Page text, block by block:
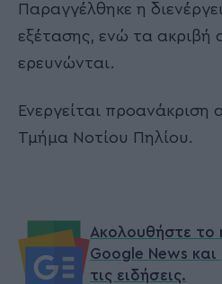
Παραγγέλθηκε η
εξέτασης, ενώ τα ακριβή
ερευνώνται.
Ενεργείται προανάκριση
Τμήμα Νοτίου Πηλίου.
Ακολουθήστε το
Google News
τις ειδήσεις.